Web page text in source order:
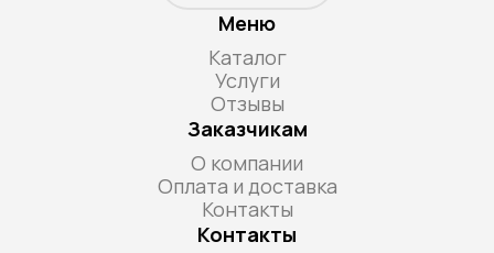
Меню
Каталог
Услуги
Отзывы
Заказчикам
О компании
Оплата и доставка
Контакты
Контакты